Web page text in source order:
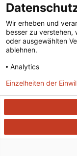
Herta Müller
und Büchern
vonFelix Ackermann
Einladung:
vonRedaktion
Lange wurde über
Wir erheben und
besser zu verstehen,
oder ausgewählten
ablehnen.
Analytics
Einzelheiten der